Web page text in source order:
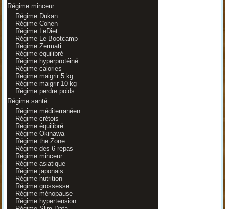
Régime minceur
Régime Dukan
Régime Cohen
Régime LeDiet
Régime Le Bootcamp
Régime Zermati
Régime équilibré
Régime hyperprotéiné
Régime calories
Régime maigrir 5 kg
Régime maigrir 10 kg
Régime perdre poids
Régime santé
Régime méditerranéen
Régime crétois
Régime équilibré
Régime Okinawa
Régime the Zone
Régime des 6 repas
Régime minceur
Régime asiatique
Régime japonais
Régime nutrition
Régime grossesse
Régime ménopause
Régime hypertension